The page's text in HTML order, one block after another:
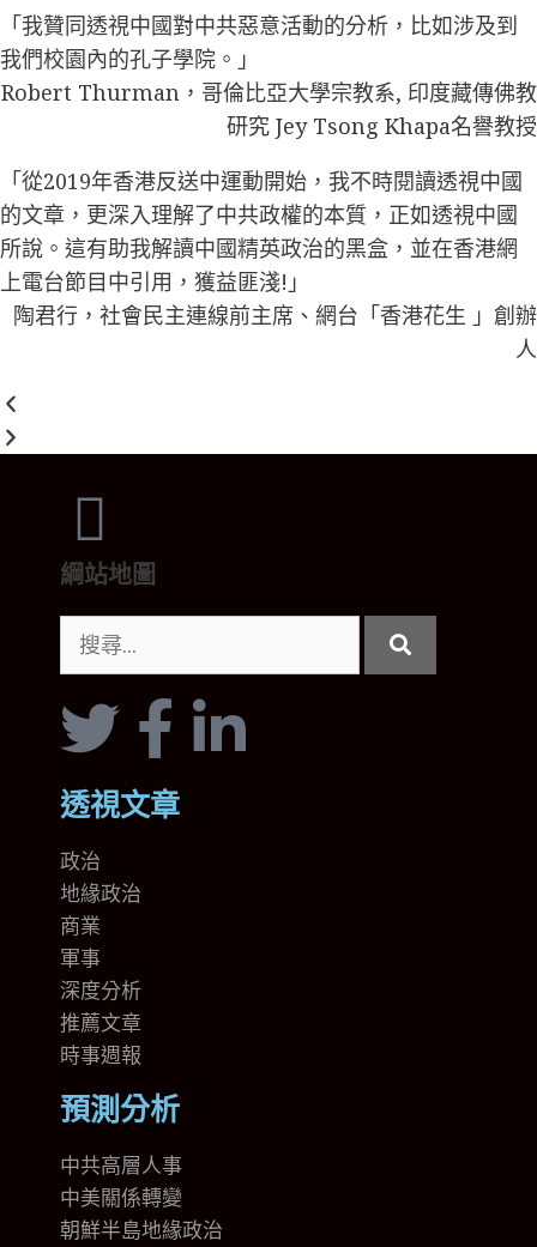
「我贊同透視中國對中共惡意活動的分析，比如涉及到
我們校園內的孔子學院。」
Robert Thurman，哥倫比亞大學宗教系, 印度藏傳佛教
研究 Jey Tsong Khapa名譽教授
「從2019年香港反送中運動開始，我不時閱讀透視中國
的文章，更深入理解了中共政權的本質，正如透視中國
所說。這有助我解讀中國精英政治的黑盒，並在香港網
上電台節目中引用，獲益匪淺!」
陶君行，社會民主連線前主席、網台「香港花生 」創辦
人
綱站地圖
透視文章
政治
地緣政治
商業
軍事
深度分析
推薦文章
時事週報
預測分析
中共高層人事
中美關係轉變
朝鮮半島地緣政治